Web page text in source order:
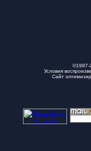
Условия
Сайт